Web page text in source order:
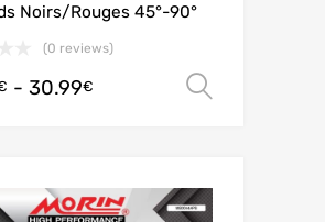
Noirs/Rouges 45°-90°
(0 reviews)
- 30.99€